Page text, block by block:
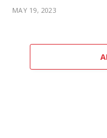
MAY 19, 2023